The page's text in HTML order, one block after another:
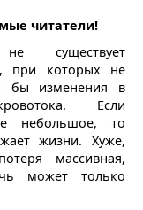
читатели!
существует
при которых не
бы изменения в
Если
небольшое, то
жизни. Хуже,
массивная,
может только